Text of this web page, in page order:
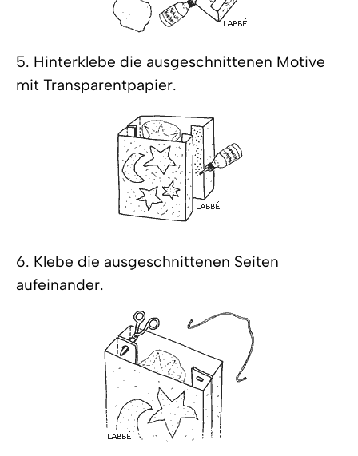
5. Hinterklebe die ausgeschnittenen Motive
mit Transparentpapier.
6. Klebe die ausgeschnittenen Seiten
aufeinander.